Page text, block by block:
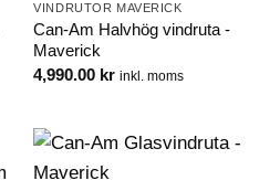
VINDRUTOR MAVERICK
Can-Am Halvhög vindruta -
Maverick
4,990.00 kr inkl. moms